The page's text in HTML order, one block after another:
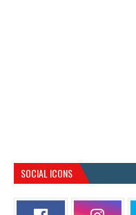
SOCIAL ICONS